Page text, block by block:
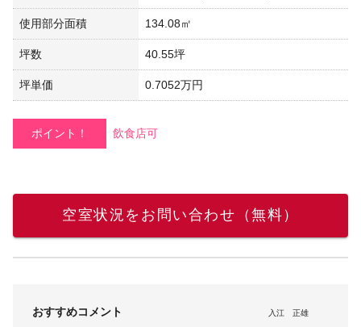
使用部分面積 134.08㎡
坪数 40.55坪
坪単価 0.7052万円
ポイント！ 飲食店可
空室状況をお問い合わせ（無料）
おすすめコメント
入江 正雄